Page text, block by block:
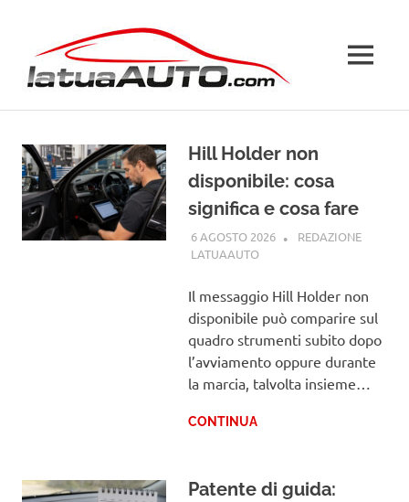
contenuto
MENU
Hill Holder non
disponibile: cosa
significa e cosa fare
6 AGOSTO 2026
REDAZIONE
LATUAAUTOGUIDE
Il messaggio Hill Holder non
disponibile può comparire sul
quadro strumenti subito dopo
l’avviamento oppure durante
la marcia, talvolta insieme…
CONTINUA
Patente di guida: